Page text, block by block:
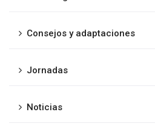
Consejos y adaptaciones
Jornadas
Noticias